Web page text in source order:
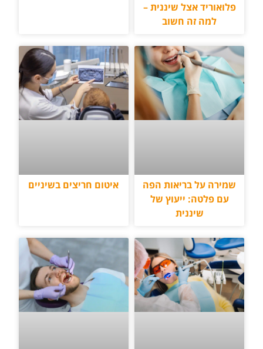
פלואוריד אצל שיננית –
למה זה חשוב
שמירה על בריאות הפה
עם פלטה: ייעוץ של
שיננית
איטום חריצים בשיניים